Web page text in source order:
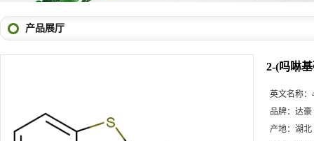
产品展厅
2-(吗啉
英文名称：
品牌： 达豪
产地： 湖北